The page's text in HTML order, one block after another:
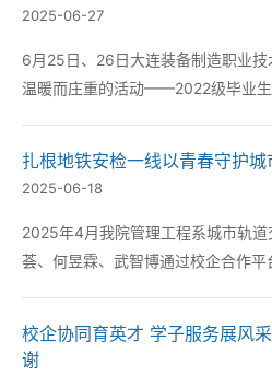
2025-06-27
6月25日、26日大连装备制造职业
温暖而庄重的活动——2022级毕业生
满的热情迎接毕业生。场地...
扎根地铁安检一线以青春守护
2025-06-18
2025年4月我院管理工程系城市轨
荟、何昱霖、武智博通过校企合作平
学主要负责地铁车站的乘客安检工
校企协同育英才 学子服务展风
谢